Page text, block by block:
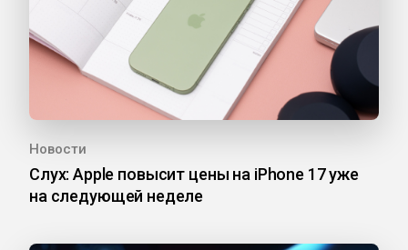
Новости
Слух: Apple повысит цены на iPhone 17 уже
на следующей неделе